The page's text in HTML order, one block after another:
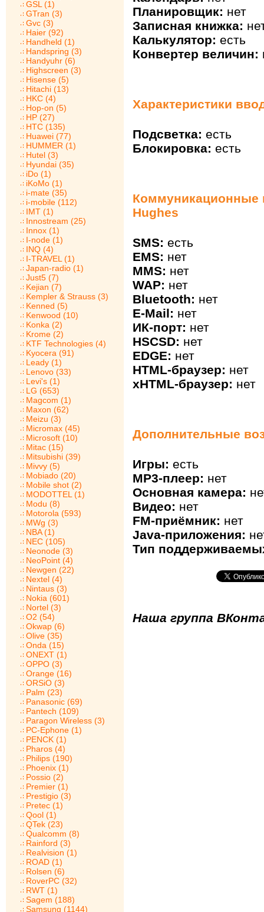
GSL (1)
GTran (3)
Gvc (3)
Haier (92)
Handheld (1)
Handspring (3)
Handyuhr (6)
Highscreen (3)
Hisense (5)
Hitachi (13)
HKC (4)
Hop-on (5)
HP (27)
HTC (135)
Huawei (77)
HUMMER (1)
Hutel (3)
Hyundai (35)
iDo (1)
iKoMo (1)
i-mate (35)
i-mobile (112)
IMT (1)
Innostream (25)
Innox (1)
I-node (1)
INQ (4)
I-TRAVEL (1)
Japan-radio (1)
Just5 (7)
Kejian (7)
Kempler & Strauss (3)
Kenned (5)
Kenwood (10)
Konka (2)
Krome (2)
KTF Technologies (4)
Kyocera (91)
Leady (1)
Lenovo (33)
Levi's (1)
LG (653)
Magcom (1)
Maxon (62)
Meizu (3)
Micromax (45)
Microsoft (10)
Mitac (15)
Mitsubishi (39)
Mivvy (5)
Mobiado (20)
Mobile shot (2)
MODOTTEL (1)
Modu (8)
Motorola (593)
MWg (3)
NBA (1)
NEC (105)
Neonode (3)
NeoPoint (4)
Newgen (22)
Nextel (4)
Nintaus (3)
Nokia (601)
Nortel (3)
O2 (54)
Okwap (6)
Olive (35)
Onda (15)
ONEXT (1)
OPPO (3)
Orange (16)
ORSiO (3)
Palm (23)
Panasonic (69)
Pantech (109)
Paragon Wireless (3)
PC-Ephone (1)
PENCK (1)
Pharos (4)
Philips (190)
Phoenix (1)
Possio (2)
Premier (1)
Prestigio (3)
Pretec (1)
Qool (1)
QTek (23)
Qualcomm (8)
Rainford (3)
Realvision (1)
ROAD (1)
Rolsen (6)
RoverPC (32)
RWT (1)
Sagem (188)
Samsung (1144)
Планировщик: нет
Записная книжка:
Калькулятор: есть
Конвертер величин:
Характеристики
Подсветка: есть
Блокировка: есть
Коммуникационные
Hughes
SMS: есть
EMS: нет
MMS: нет
WAP: нет
Bluetooth: нет
E-Mail: нет
ИК-порт: нет
HSCSD: нет
EDGE: нет
HTML-браузер: нет
xHTML-браузер: нет
Дополнительные
Игры: есть
MP3-плеер: нет
Основная камера:
Видео: нет
FM-приёмник: нет
Java-приложения:
Тип
Наша группа